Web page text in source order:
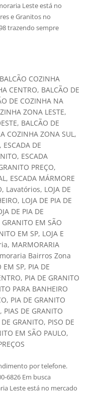
Leste está no
e Granitos no
trazendo sempre
BALCÃO COZINHA
CENTRO, BALCÃO DE
DE COZINHA NA
ZONA LESTE,
, BALCÃO DE
COZINHA ZONA SUL,
ESCADA DE
, ESCADA
PREÇO,
, ESCADA MÁRMORE
, Lavatórios, LOJA DE
, LOJA DE PIA DE
DE PIA DE
GRANITO EM SÃO
EM SP, LOJA E
, MARMORARIA
Bairros Zona
EM SP, PIA DE
, PIA DE GRANITO
PARA BANHEIRO
, PIA DE GRANITO
, PIAS DE GRANITO
DE GRANITO, PISO DE
EM SÃO PAULO,
por telefone.
6826 Em busca
Leste está no mercado